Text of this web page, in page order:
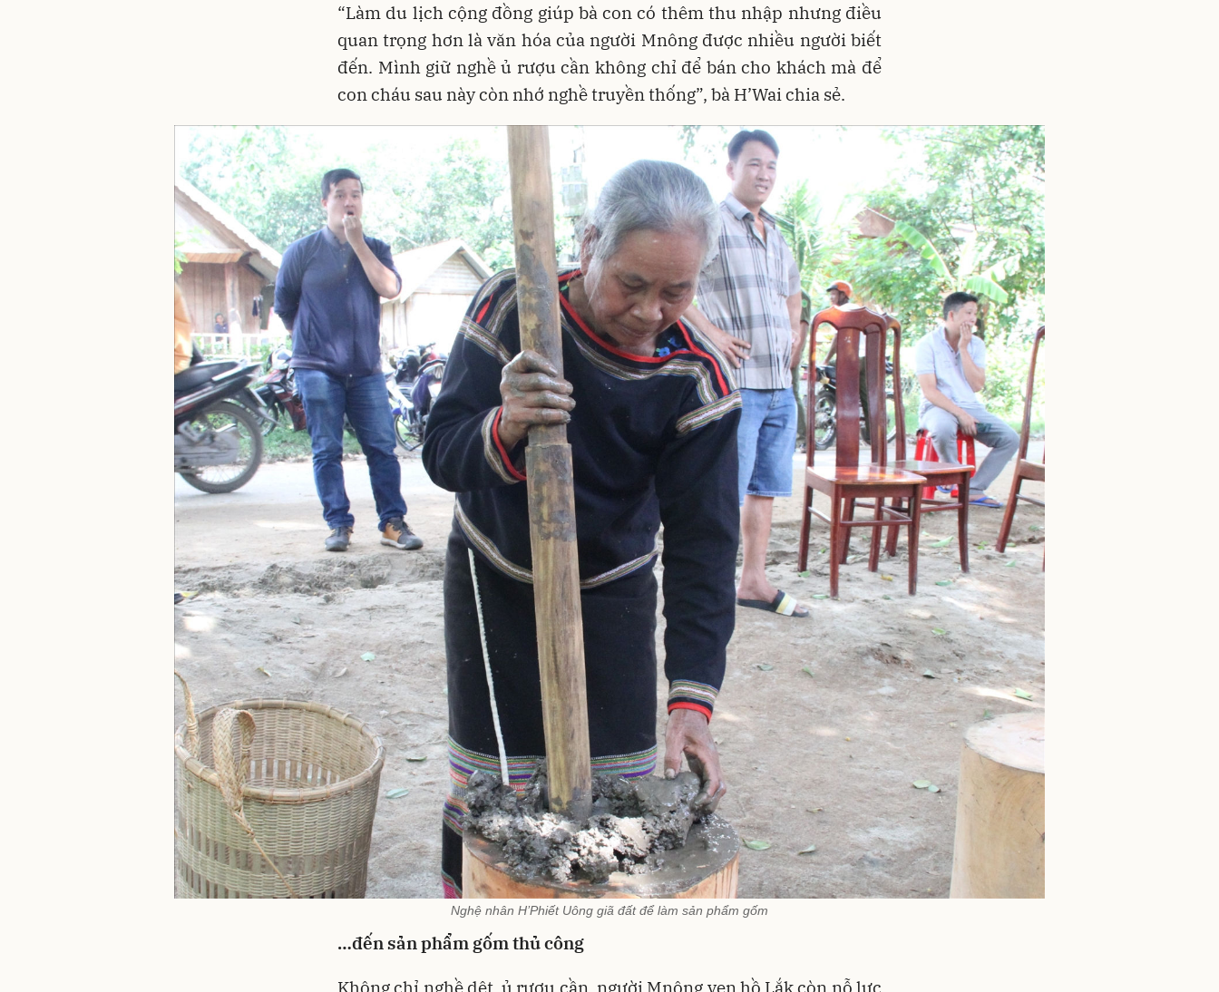
“Làm du lịch cộng đồng giúp bà con có thêm thu nhập nhưng điều
quan trọng hơn là văn hóa của người Mnông được nhiều người biết
đến. Mình giữ nghề ủ rượu cần không chỉ để bán cho khách mà để
con cháu sau này còn nhớ nghề truyền thống”, bà H’Wai chia sẻ.
Nghệ nhân H’Phiết Uông giã đất để làm sản phẩm gốm
…đến sản phẩm gốm thủ công
Không chỉ nghề dệt, ủ rượu cần, người Mnông ven hồ Lắk còn nỗ lực